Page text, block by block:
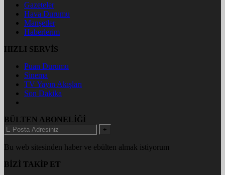
Gazeteler
Hava Durumu
Manşetler
Haberlerim
HIZLI SERVİS
Puan Durumu
Sinema
TV Yayın Akışları
Son Dakika
BÜLTEN ABONELİĞİ
+
Bu web sitesinden haber ve ebülten almak istiyorum
BİZİ TAKİP ET